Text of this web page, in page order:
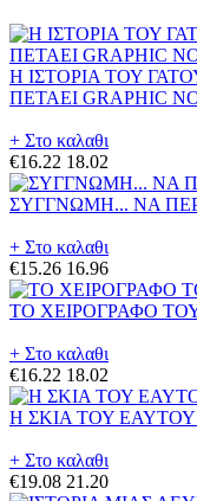
Η ΙΣΤΟΡΙΑ ΤΟΥ
ΠΕΤΑΕΙ GRAPHIC
+ Στο καλαθι
€16.22 18.02
ΣΥΓΓΝΩΜΗ... ΝΑ
+ Στο καλαθι
€15.26 16.96
ΤΟ ΧΕΙΡΟΓΡΑΦΟ
+ Στο καλαθι
€16.22 18.02
Η ΣΚΙΑ ΤΟΥ ΕΑΥΤΟΥ
+ Στο καλαθι
€19.08 21.20